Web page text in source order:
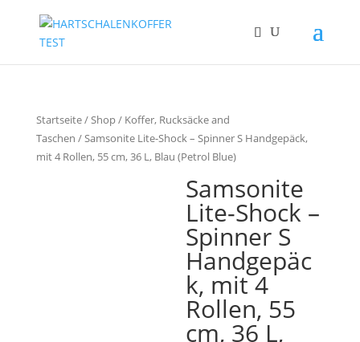
Startseite/Shop/ Koffer, Rucksäcke and
Taschen / Samsonite Lite-Shock – Spinner S Handgepäck,
mit 4 Rollen, 55 cm, 36 L, Blau (Petrol Blue)
Samsonite
Lite-Shock –
Spinner S
Handgepäc
k, mit 4
Rollen, 55
cm, 36 L,